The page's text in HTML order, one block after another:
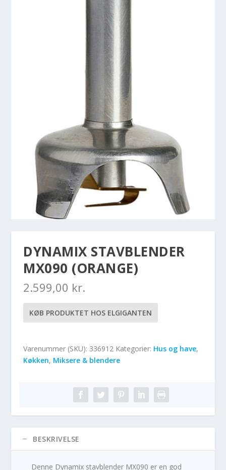
DYNAMIX STAVBLENDER
MX090 (ORANGE)
2.599,00 kr.
KØB PRODUKTET HOS ELGIGANTEN
Varenummer (SKU): 336912 Kategorier: Hus og have,
Køkken, Miksere & blendere
BESKRIVELSE
Denne Dynamix stavblender MX090 er en god